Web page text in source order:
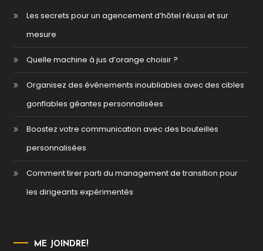
Les secrets pour un agencement d’hôtel réussi et sur
mesure
Quelle machine à jus d’orange choisir ?
Organisez des événements inoubliables avec des cibles
gonflables géantes personnalisées
Boostez votre communication avec des bouteilles
personnalisées
Comment tirer parti du management de transition pour
les dirigeants expérimentés
ME JOINDRE!